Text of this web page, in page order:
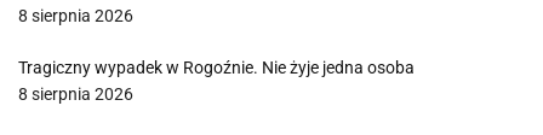
8 sierpnia 2026
Tragiczny wypadek w Rogoźnie. Nie żyje jedna osoba
8 sierpnia 2026